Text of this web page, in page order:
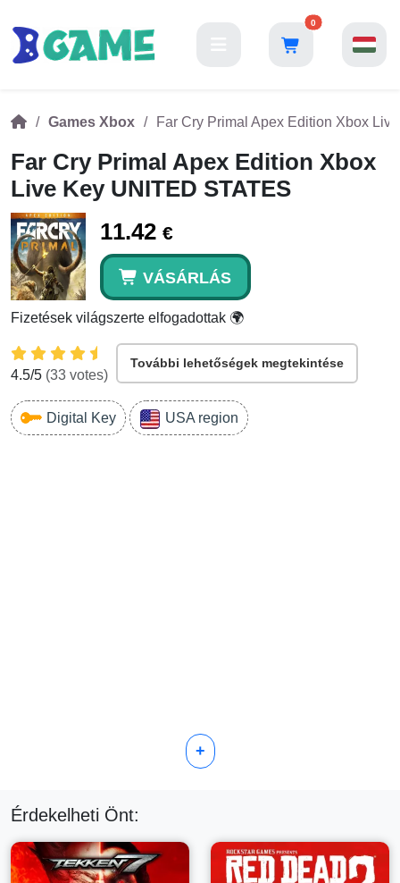
0
Games Xbox Far Cry Primal Apex Edition Xbox
Far Cry Primal Apex Edition Xbox
Live Key UNITED STATES
11.42 €
VÁSÁRLÁS
Fizetések világszerte elfogadottak 🌍
4.5/5 (33 votes)
További lehetőségek megtekintése
Digital Key USA region
+
Érdekelheti Önt: